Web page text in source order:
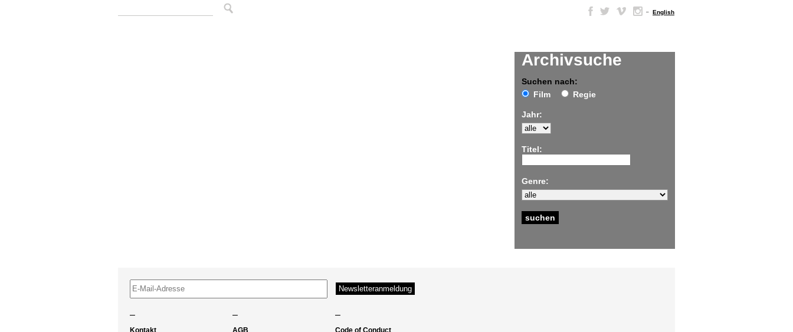
– English
Archivsuche
Suchen nach:
Film
Regie
Jahr:
Titel:
Genre:
– – –
Kontakt AGB Code of Conduct